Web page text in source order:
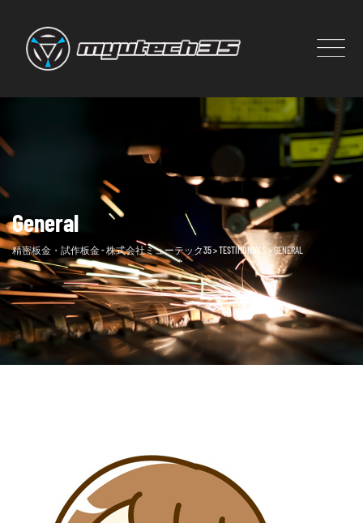
content
General
精密板金・試作板金 - 株式会社ミューテック35>TESTIMONIALS>GENERAL